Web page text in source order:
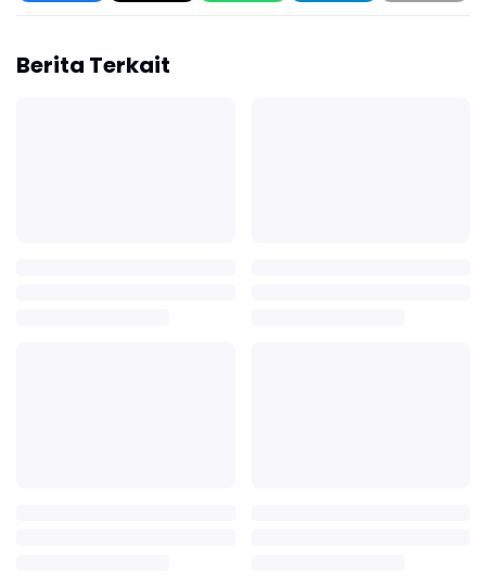
Berita Terkait